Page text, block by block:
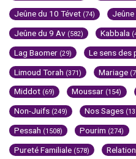
Jeûne du 10 Tévet (74)
Jeûne du 9 Av (582) Kabbala
Lag Baomer (29) Le sens des
Limoud Torah (371) Mariage
Middot (69) Moussar (154)
Non-Juifs (249) Nos Sages
Pessah (1508) Pourim (274)
Pureté Familiale (578)